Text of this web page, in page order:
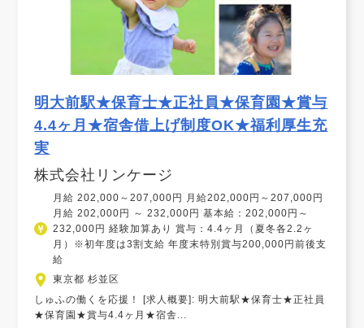
明大前駅★保育士★正社員★保育園★賞与
4.4ヶ月★宿舎借上げ制度OK★福利厚生充
実
株式会社リンケージ
月給 202,000～207,000円 月給202,000円～207,000円
月給 202,000円 ～ 232,000円 基本給：202,000円～
232,000円 経験加算あり 賞与：4.4ヶ月（夏冬各2.2ヶ
月）※初年度は3割支給 年度末特別賞与200,000円前後支
給
東京都 杉並区
しゅふの働くを応援！ [求人概要]: 明大前駅★保育士★正社員
★保育園★賞与4.4ヶ月★宿舎...